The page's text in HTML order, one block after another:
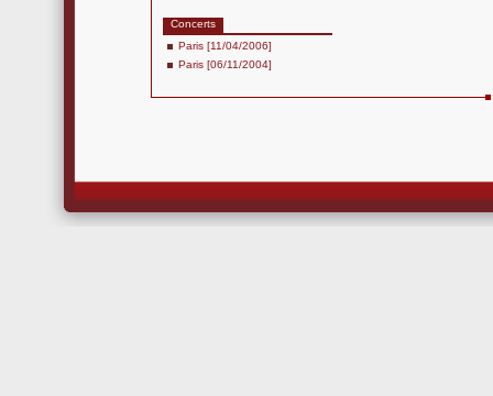
Concerts
Paris [11/04/2006]
Paris [06/11/2004]